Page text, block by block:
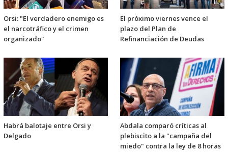
Orsi: "El verdadero enemigo es
el narcotráfico y el crimen
organizado"
El próximo viernes vence el
plazo del Plan de
Refinanciación de Deudas
Habrá balotaje entre Orsi y
Delgado
Abdala comparó críticas al
plebiscito a la "campaña del
miedo" contra la ley de 8 horas